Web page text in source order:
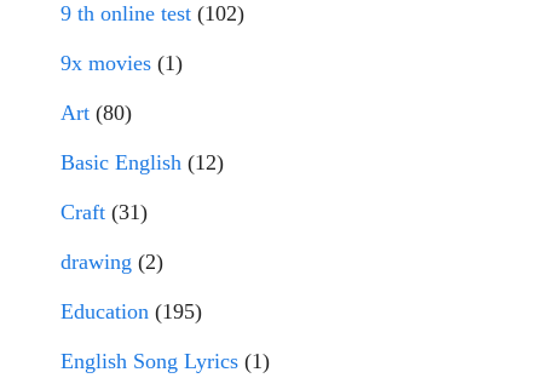
9 th online test (102)
9x movies (1)
Art (80)
Basic English (12)
Craft (31)
drawing (2)
Education (195)
English Song Lyrics (1)